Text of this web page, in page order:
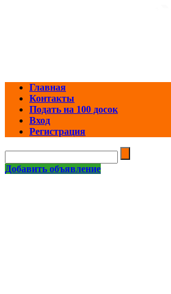
Главная
Контакты
Подать на 100 досок
Вход
Регистрация
Добавить объявление